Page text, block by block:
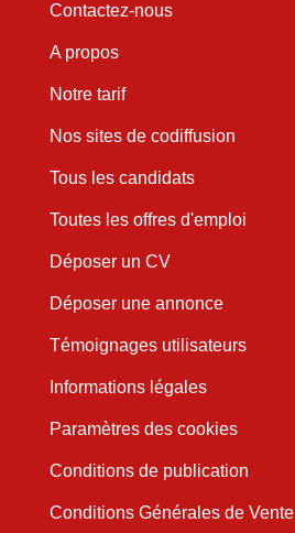
Contactez-nous
A propos
Notre tarif
Nos sites de codiffusion
Tous les candidats
Toutes les offres d'emploi
Déposer un CV
Déposer une annonce
Témoignages utilisateurs
Informations légales
Paramètres des cookies
Conditions de publication
Conditions Générales de Vente